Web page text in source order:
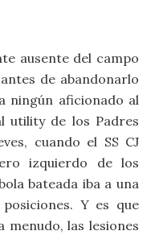
ausente del campo
de abandonarlo
ningún aficionado al
utility de los Padres
cuando el SS CJ
izquierdo de los
bateada iba a una
Y es que
menudo, las lesiones